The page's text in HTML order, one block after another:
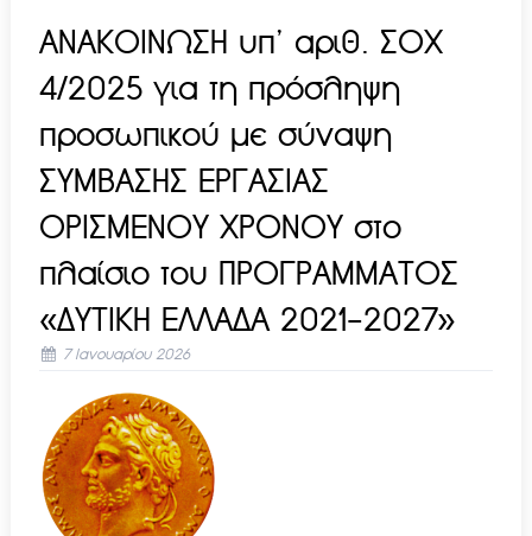
ΑΝΑΚΟΙΝΩΣΗ υπ’ αριθ. ΣΟΧ
4/2025 για τη πρόσληψη
προσωπικού με σύναψη
ΣΥΜΒΑΣΗΣ ΕΡΓΑΣΙΑΣ
ΟΡΙΣΜΕΝΟΥ ΧΡΟΝΟΥ στο
πλαίσιο του ΠΡΟΓΡΑΜΜΑΤΟΣ
«ΔΥΤΙΚΗ ΕΛΛΑΔΑ 2021-2027»
7 Ιανουαρίου 2026